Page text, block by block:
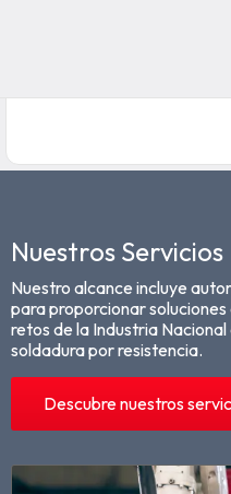
Nuestros Servicios
Nuestro alcance incluye
para proporcionar
retos de la Industria
soldadura por resistencia.
Descubre nuestros